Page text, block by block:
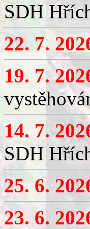
SDH
22. 7.
19. 7.
14. 7.
SDH
25. 6.
23. 6.